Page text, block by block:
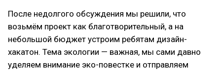
После недолгого обсуждения мы решили, что
возьмём проект как благотворительный, а на
небольшой бюджет устроим ребятам дизайн-
хакатон. Тема экологии — важная, мы сами давно
уделяем внимание эко-повестке и отправляем